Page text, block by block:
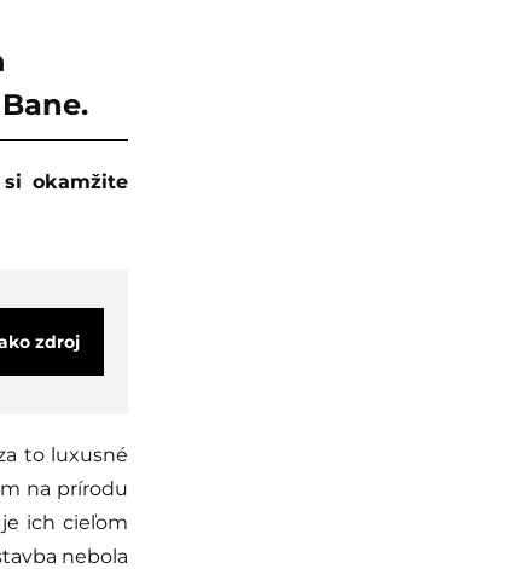
zdroj
to luxusné
na prírodu
ich cieľom
nebola